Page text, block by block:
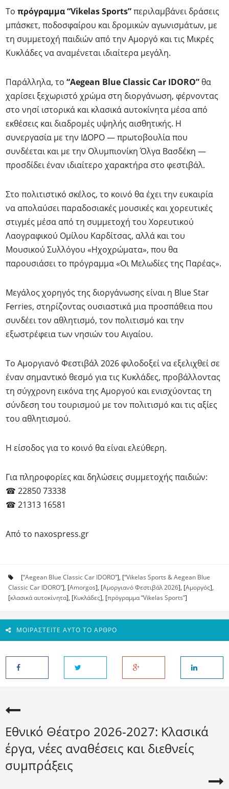
Το πρόγραμμα “Vikelas Sports”περιλαμβάνει δράσεις
μπάσκετ, ποδοσφαίρου και δρομικών αγωνισμάτων, με
τη συμμετοχή παιδιών από την Αμοργό και τις Μικρές
Κυκλάδες να αναμένεται ιδιαίτερα μεγάλη.
Παράλληλα, το “Aegean Blue Classic Car IDORO” θα
χαρίσει ξεχωριστό χρώμα στη διοργάνωση, φέρνοντας
στο νησί ιστορικά και κλασικά αυτοκίνητα μέσα από
εκθέσεις και διαδρομές υψηλής αισθητικής. Η
συνεργασία με την ΙΔΟΡΟ — πρωτοβουλία που
συνδέεται και με την Ολυμπιονίκη Όλγα Βασδέκη —
προσδίδει έναν ιδιαίτερο χαρακτήρα στο φεστιβάλ.
Στο πολιτιστικό σκέλος, το κοινό θα έχει την ευκαιρία
να απολαύσει παραδοσιακές μουσικές και χορευτικές
στιγμές μέσα από τη συμμετοχή του Χορευτικού
Λαογραφικού Ομίλου Καρδίτσας, αλλά και του
Μουσικού Συλλόγου «Ηχοχρώματα», που θα
παρουσιάσει το πρόγραμμα «Οι Μελωδίες της Παρέας».
Μεγάλος χορηγός της διοργάνωσης είναι η Blue Star
Ferries, στηρίζοντας ουσιαστικά μια προσπάθεια που
συνδέει τον αθλητισμό, τον πολιτισμό και την
εξωστρέφεια των νησιών του Αιγαίου.
Το Αμοργιανό Φεστιβάλ 2026 φιλοδοξεί να εξελιχθεί σε
έναν σημαντικό θεσμό για τις Κυκλάδες, προβάλλοντας
τη σύγχρονη εικόνα της Αμοργού και ενισχύοντας τη
σύνδεση του τουρισμού με τον πολιτισμό και τις αξίες
του αθλητισμού.
Η είσοδος για το κοινό θα είναι ελεύθερη.
Για πληροφορίες και δηλώσεις συμμετοχής παιδιών:
☎ 22850 73338
☎ 21313 16581
Από το naxospress.gr
[“Aegean Blue Classic Car IDORO”], [“Vikelas Sports & Aegean Blue
Classic Car IDORO”], [Amorgos], [Αμοργιανό Φεστιβάλ 2026], [Αμοργός],
[κλασικά αυτοκίνητα], [Κυκλάδες], [πρόγραμμα “Vikelas Sports”]
ΜΟΙΡΑΣΤΕΊΤΕ ΑΥΤΌ ΤΟ ΆΡΘΡΟ
Εθνικό Θέατρο 2026-2027: Κλασικά
έργα, νέες αναθέσεις και διεθνείς
συμπράξεις